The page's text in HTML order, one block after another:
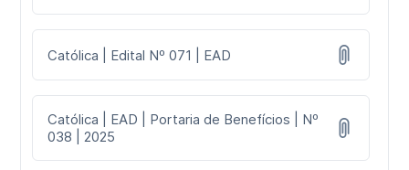
Católica | Edital Nº 071 | EAD
Católica | EAD | Portaria de Benefícios | Nº
038 | 2025